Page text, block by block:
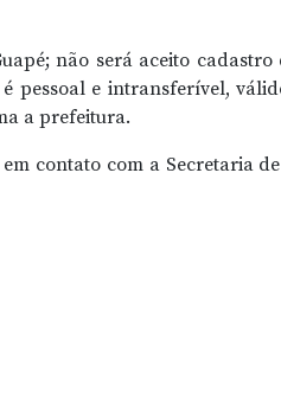
não será aceito cadastro
pessoal e intransferível,
a prefeitura.
contato com a Secretaria